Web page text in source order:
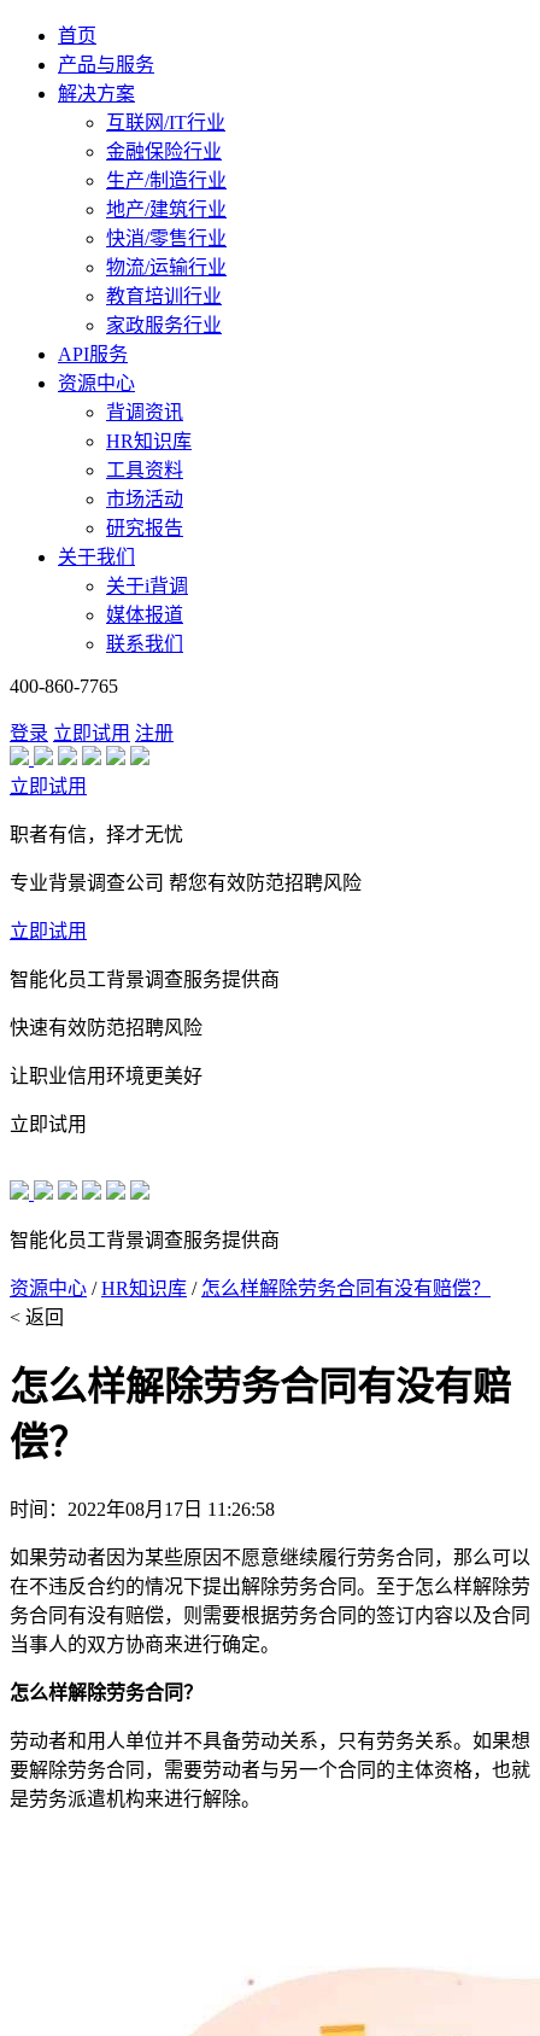
首页
产品与服务
解决方案
互联网/IT行业
金融保险行业
生产/制造行业
地产/建筑行业
快消/零售行业
物流/运输行业
教育培训行业
家政服务行业
API服务
资源中心
背调资讯
HR知识库
工具资料
市场活动
研究报告
关于我们
关于i背调
媒体报道
联系我们
400-860-7765
登录 立即试用 注册
立即试用
职者有信，择才无忧
专业背景调查公司 帮您有效防范招聘风险
立即试用
智能化员工背景调查服务提供商
快速有效防范招聘风险
让职业信用环境更美好
立即试用
智能化员工背景调查服务提供商
资源中心 /HR知识库 / 怎么样解除劳务合同有没有赔偿？
< 返回
怎么样解除劳务合同有没有赔
偿？
时间：2022年08月17日 11:26:58
如果劳动者因为某些原因不愿意继续履行劳务合同，那么可以
在不违反合约的情况下提出解除劳务合同。至于怎么样解除劳
务合同有没有赔偿，则需要根据劳务合同的签订内容以及合同
当事人的双方协商来进行确定。
怎么样解除劳务合同？
劳动者和用人单位并不具备劳动关系，只有劳务关系。如果想
要解除劳务合同，需要劳动者与另一个合同的主体资格，也就
是劳务派遣机构来进行解除。